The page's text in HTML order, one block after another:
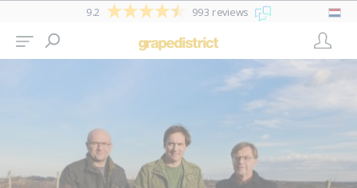
9.2 993 reviews